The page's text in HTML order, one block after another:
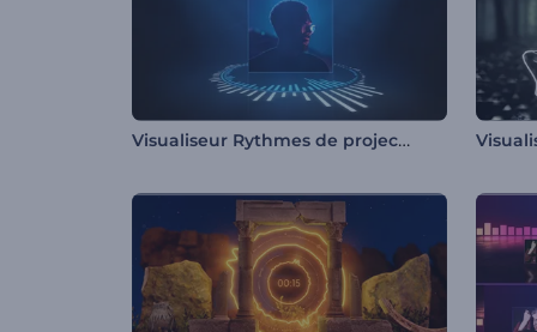
Visualiseur Rythmes de projecteur